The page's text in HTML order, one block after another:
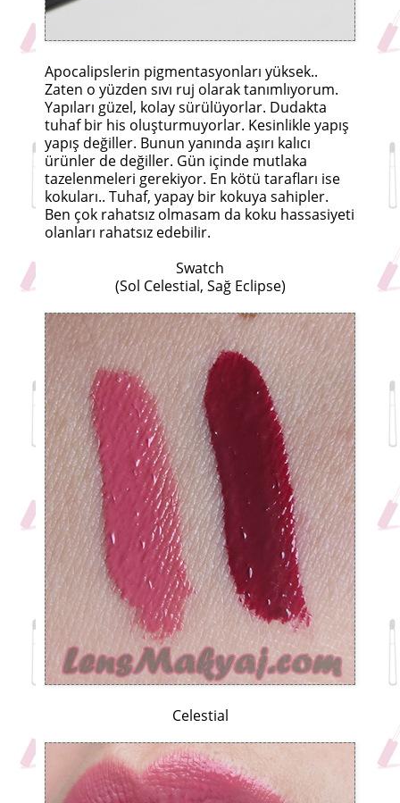
Apocalipslerin pigmentasyonları yüksek..
Zaten o yüzden sıvı ruj olarak tanımlıyorum.
Yapıları güzel, kolay sürülüyorlar. Dudakta
tuhaf bir his oluşturmuyorlar. Kesinlikle yapış
yapış değiller. Bunun yanında aşırı kalıcı
ürünler de değiller. Gün içinde mutlaka
tazelenmeleri gerekiyor. En kötü tarafları ise
kokuları.. Tuhaf, yapay bir kokuya sahipler.
Ben çok rahatsız olmasam da koku hassasiyeti
olanları rahatsız edebilir.
Swatch
(Sol Celestial, Sağ Eclipse)
Celestial